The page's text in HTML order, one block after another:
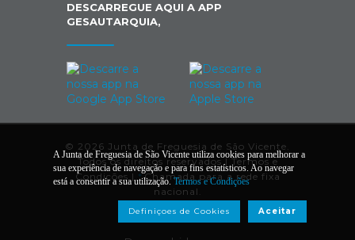
DESCARREGUE AQUI A APP
GESAUTARQUIA,
© 2026 Junta de Freguesia de São Vicente.
Todos os direitos reservados |Termos e
Condições | *Chamada para a rede fixa
nacional.
A Junta de Freguesia de São Vicente utiliza cookies para melhorar a
sua experiência de navegação e para fins estatísticos. Ao navegar
está a consentir a sua utilização. Termos e Condições
Aceitar
Definiçoes de Cookies